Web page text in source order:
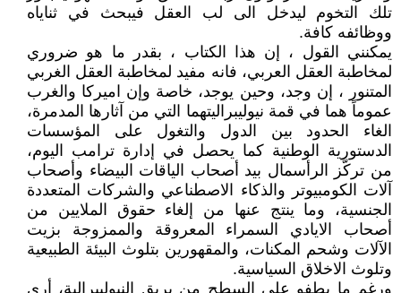
تلك التخوم ليدخل الى لب العقل فيبحث في ثناياه
ووظائفه كافة.
يمكنني القول ، إن هذا الكتاب ، بقدر ما هو ضروري
لمخاطبة العقل العربي، فانه مفيد لمخاطبة العقل الغربي
المتنور ، إن وجد، وحين يوجد، خاصة وإن اميركا والغرب
عموماً هما في قمة نيوليبراليتهما التي من آثارها المدمرة،
الغاء الحدود بين الدول والتغول على المؤسسات
الدستورية الوطنية كما يحصل في إدارة ترامب اليوم،
من تركّز الرأسمال بيد أصحاب الياقات البيضاء وأصحاب
آلات الكومبيوتر والذكاء الاصطناعي والشركات المتعددة
الجنسية، وما ينتج عنها من إلغاء حقوق الملايين من
أصحاب الايادي السمراء المعروقة والممزوجة بزيت
الآلات وشحم المكنات، والمقهورين بتلوث البيئة الطبيعية
وتلوث الاخلاق السياسية.
ورغم ما يطفو على السطح من بريق النيوليبرالية، أرى